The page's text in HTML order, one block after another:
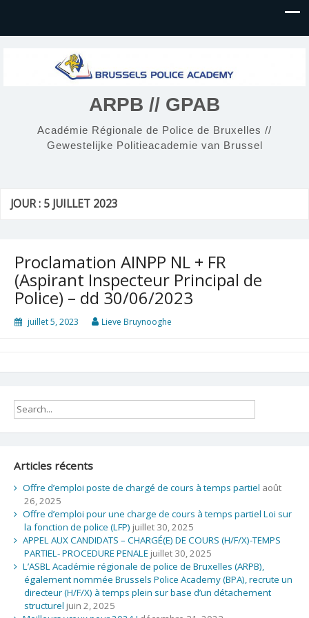
ARPB // GPAB
Académie Régionale de Police de Bruxelles //
Gewestelijke Politieacademie van Brussel
JOUR : 5 JUILLET 2023
Proclamation AINPP NL + FR
(Aspirant Inspecteur Principal de
Police) – dd 30/06/2023
juillet 5, 2023 Lieve Bruynooghe
Articles récents
Offre d’emploi poste de chargé de cours à temps partiel août
26, 2025
Offre d’emploi pour une charge de cours à temps partiel Loi sur
la fonction de police (LFP) juillet 30, 2025
APPEL AUX CANDIDATS – CHARGÉ(E) DE COURS (H/F/X)-TEMPS
PARTIEL- PROCEDURE PENALE juillet 30, 2025
L’ASBL Académie régionale de police de Bruxelles (ARPB),
également nommée Brussels Police Academy (BPA), recrute un
directeur (H/F/X) à temps plein sur base d’un détachement
structurel juin 2, 2025